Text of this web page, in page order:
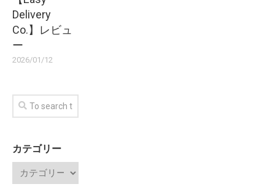
Delivery
Co.】レビュ
ー
2026/01/12
カテゴリー